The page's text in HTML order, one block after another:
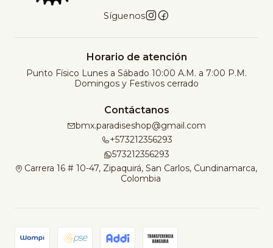
Síguenos
Horario de atención
Punto Físico Lunes a Sábado 10:00 A.M. a 7:00 P.M.
Domingos y Festivos cerrado
Contáctanos
bmx.paradiseshop@gmail.com
+573212356293
573212356293
Carrera 16 # 10-47, Zipaquirá, San Carlos, Cundinamarca,
Colombia